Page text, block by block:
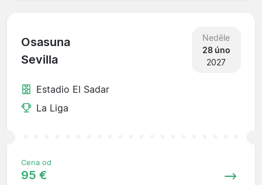
Osasuna
Sevilla
Neděle
28 úno
2027
Estadio El Sadar
La Liga
Cena od
95 €